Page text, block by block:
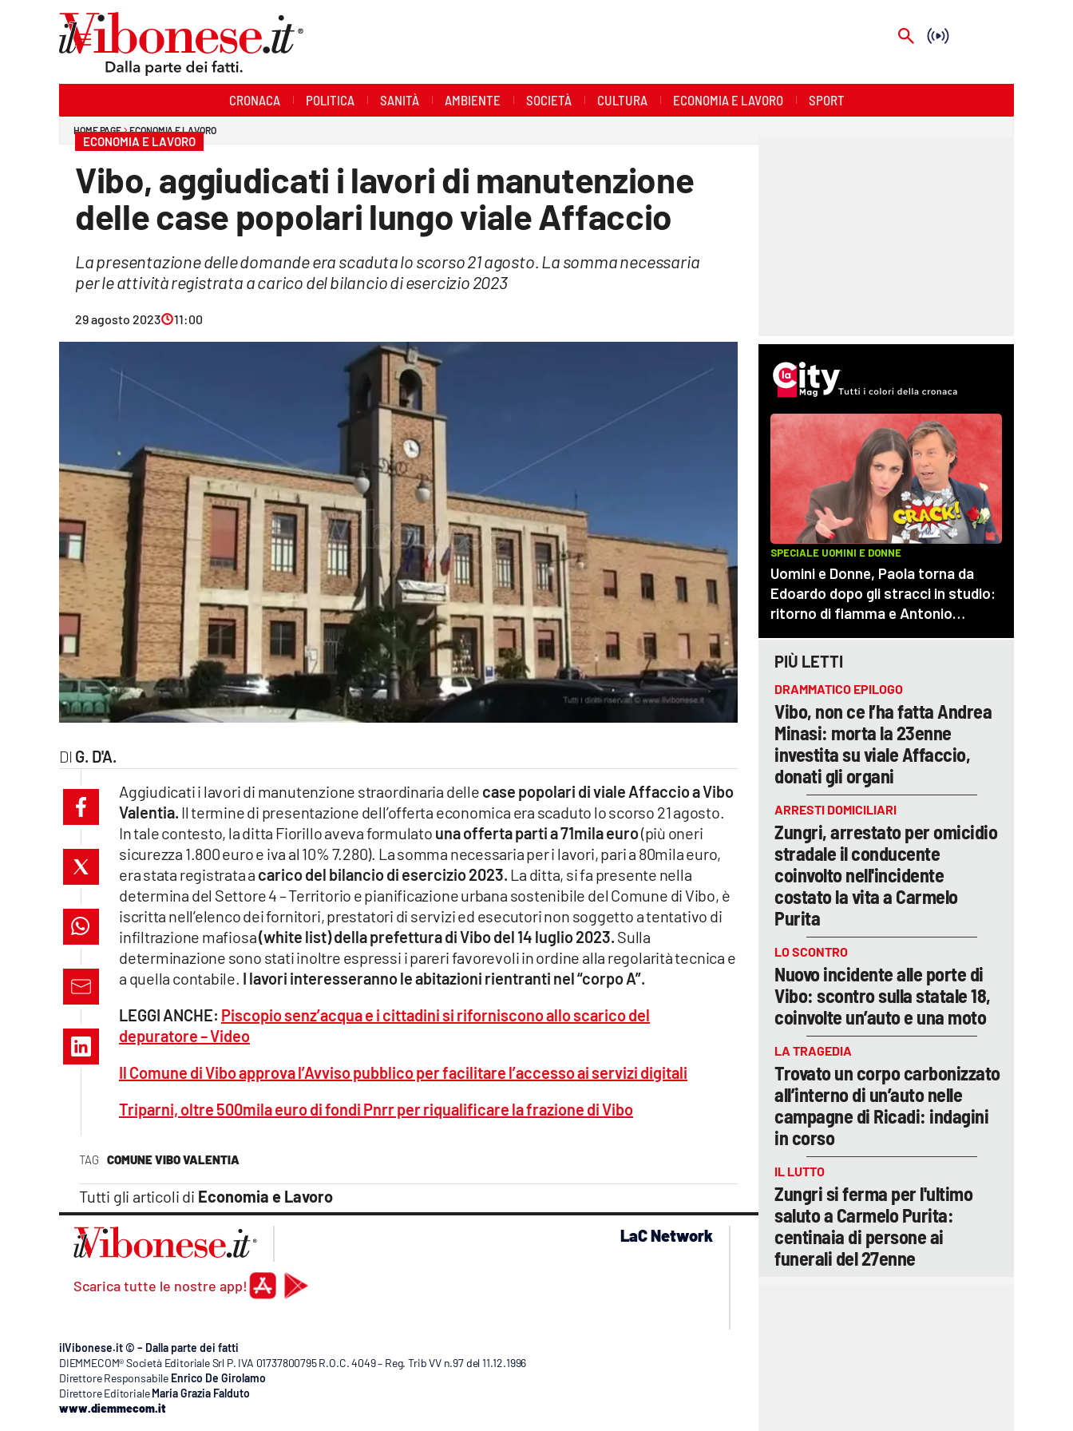
Streaming
lacitymag.it
cosenzachannel.it
ilvibonese.it
catanzarochannel.it
lacapitalenews.it
Vai
CRONACA POLITICA SANITÀ AMBIENTE SOCIETÀ CULTURA ECONOMIA E LAVORO SPORT
HOME PAGE ECONOMIA E LAVORO
ECONOMIA E LAVORO
Vibo, aggiudicati i lavori di manutenzione
delle case popolari lungo viale Affaccio
La presentazione delle domande era scaduta lo scorso 21 agosto. La somma necessaria
per le attività registrata a carico del bilancio di esercizio 2023
29 agosto 2023 11:00
G. D'A.
TAG COMUNE VIBO VALENTIA
Tutti gli articoli di Economia e Lavoro
Aggiudicati i lavori di manutenzione straordinaria delle case popolari di viale Affaccio a Vibo
Valentia. Il termine di presentazione dell’offerta economica era scaduto lo scorso 21 agosto.
In tale contesto, la ditta Fiorillo aveva formulato una offerta parti a 71mila euro(più oneri
sicurezza 1.800 euro e iva al 10% 7.280). La somma necessaria per i lavori, pari a 80mila euro,
era stata registrata a carico del bilancio di esercizio 2023. La ditta, si fa presente nella
determina del Settore 4 – Territorio e pianificazione urbana sostenibile del Comune di Vibo, è
iscritta nell’elenco dei fornitori, prestatori di servizi ed esecutori non soggetto a tentativo di
infiltrazione mafiosa(white list) della prefettura di Vibo del 14 luglio 2023. Sulla
determinazione sono stati inoltre espressi i pareri favorevoli in ordine alla regolarità tecnica e
a quella contabile. I lavori interesseranno le abitazioni rientranti nel “corpo A”.
LEGGI ANCHE: Piscopio senz’acqua e i cittadini si riforniscono allo scarico del
depuratore – Video
Il Comune di Vibo approva l’Avviso pubblico per facilitare l’accesso ai servizi digitali
Triparni, oltre 500mila euro di fondi Pnrr per riqualificare la frazione di Vibo
PIÙ LETTI
DRAMMATICO EPILOGO
Vibo, non ce l’ha fatta Andrea
Minasi: morta la 23enne
investita su viale Affaccio,
donati gli organi
ARRESTI DOMICILIARI
Zungri, arrestato per omicidio
stradale il conducente
coinvolto nell'incidente
costato la vita a Carmelo
Purita
LO SCONTRO
Nuovo incidente alle porte di
Vibo: scontro sulla statale 18,
coinvolte un’auto e una moto
LA TRAGEDIA
Trovato un corpo carbonizzato
all’interno di un’auto nelle
campagne di Ricadi: indagini
in corso
IL LUTTO
Zungri si ferma per l'ultimo
saluto a Carmelo Purita:
centinaia di persone ai
funerali del 27enne
Scarica tutte le nostre app!
LaC Network
lacplay.it
lactv.it
lacitymag.it
lacapitalenews.it
ilVibonese.it © – Dalla parte dei fatti
DIEMMECOM® Società Editoriale Srl P. IVA 01737800795 R.O.C. 4049 – Reg. Trib VV n.97 del 11.12.1996
Direttore Responsabile Enrico De Girolamo
Direttore Editoriale Maria Grazia Falduto
www.diemmecom.it